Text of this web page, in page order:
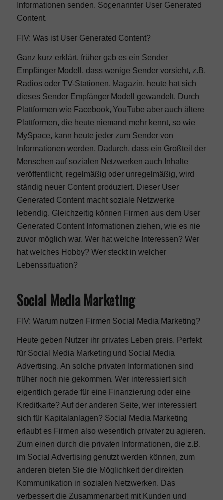
Informationen senden. Sogenannter User Generated
Content.
FIV: Was ist User Generated Content?
Ganz kurz erklärt, früher gab es ein Sender
Empfänger Modell, dass wenige Sender vorsieht, z.B.
Radios oder TV-Stationen, Magazin, heute hat sich
dieses Sender Empfänger Modell gewandelt. Durch
Plattformen wie Facebook, YouTube aber auch ältere
Plattformen, die heute niemand mehr kennt, so wie
MySpace, kann heute jeder zum Sender von
Informationen werden. Dadurch, dass ein Großteil der
Menschen auf sozialen Netzwerken auch Inhalte
veröffentlicht, regelmäßig oder unregelmäßig, wird
ständig neuer Content produziert. Dieser User
Generated Content macht soziale Netzwerke
lebendig. Gleichzeitig können Firmen aus dem User
Generated Content Informationen ziehen, wie es nie
zuvor möglich war. Wer hat welche Interessen? Wer
hat welches Hobby? Wer steckt in welcher
Lebenssituation?
Social Media Marketing
FIV: Warum nutzen Firmen Social Media Marketing?
Heute geben Nutzer ihr privates Leben preis. Perfekt
für Social Media Marketing und Social Media
Advertising. An solche privaten Informationen sind
früher noch nie gekommen. Wer interessiert sich
eigentlich gerade für eine Finanzierung oder eine
Kreditkarte? Auf der anderen Seite, wer interessiert
sich für Kapitalanlagen? Social Media Marketing
erlaubt es Firmen also wesentlich privater zu agieren.
Zum einen durch die privaten Informationen, die z.B.
im Social Advertising genutzt werden können, zum
anderen bieten Sie die Möglichkeit der direkten
Kommunikation in sozialen Netzwerken. Das
verbessert die Zusammenarbeit mit Kunden und